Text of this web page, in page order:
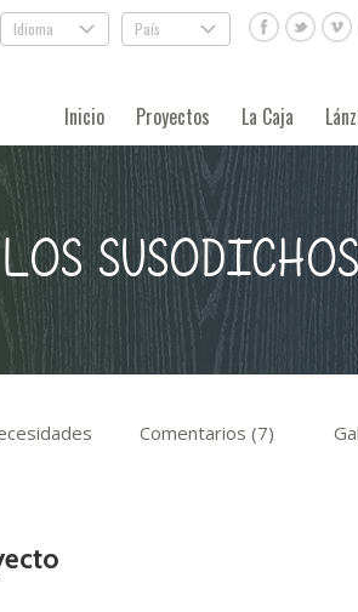
Idioma . País .
Inicio Proyectos La Caja
Comentarios (7)